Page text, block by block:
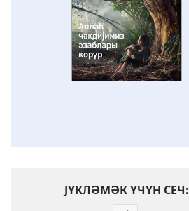
ЈҮКЛӘМӘК ҮЧҮН СЕЧ: